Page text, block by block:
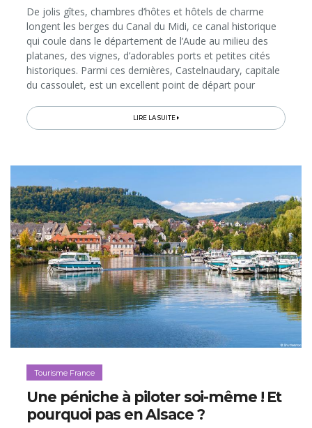
De jolis gîtes, chambres d’hôtes et hôtels de charme
longent les berges du Canal du Midi, ce canal historique
qui coule dans le département de l’Aude au milieu des
platanes, des vignes, d’adorables ports et petites cités
historiques. Parmi ces dernières, Castelnaudary, capitale
du cassoulet, est un excellent point de départ pour
LIRE LA SUITE
Tourisme France
Une péniche à piloter soi-même ! Et
pourquoi pas en Alsace ?